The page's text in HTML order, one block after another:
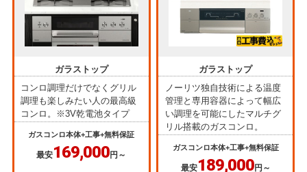
ガラストップ
コンロ調理だけでなくグリル
調理も楽しみたい人の最高級
コンロ。※3V乾電池タイプ
ガスコンロ本体+工事+無料保証
最安169,000円～
ガラストップ
ノーリツ独自技術による温度
管理と専用容器によって幅広
い調理を可能にしたマルチグ
リル搭載のガスコンロ。
ガスコンロ本体+工事+無料保証
最安189,000円～